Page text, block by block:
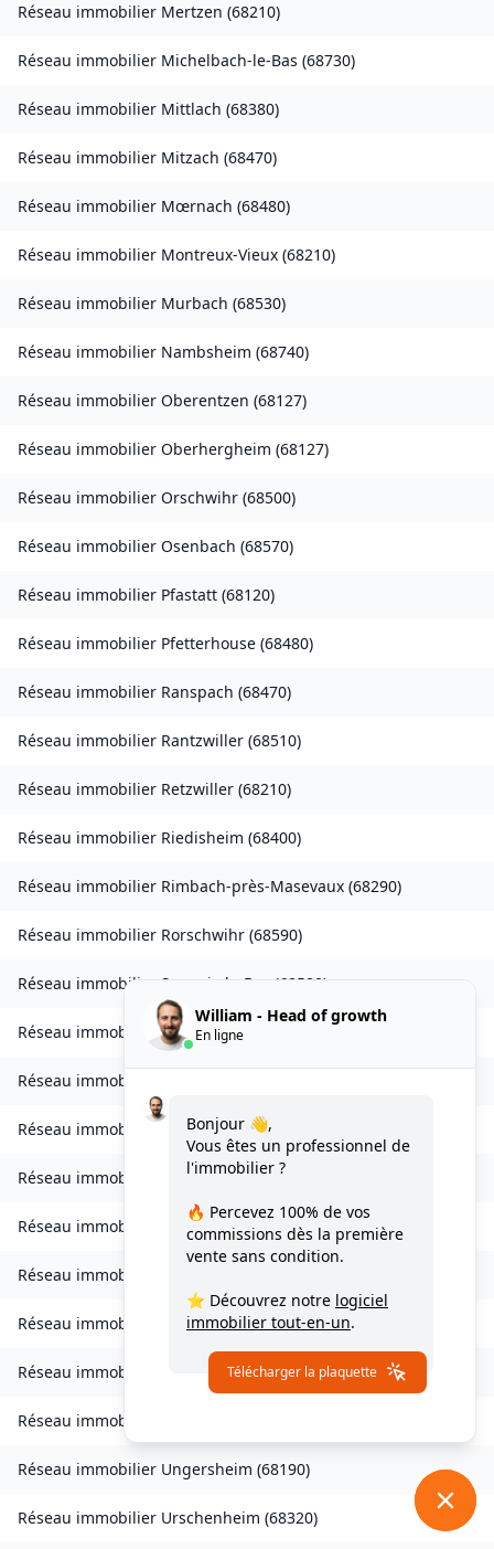
Réseau immobilier Mertzen (68210)
Réseau immobilier Michelbach-le-Bas (68730)
Réseau immobilier Mittlach (68380)
Réseau immobilier Mitzach (68470)
Réseau immobilier Mœrnach (68480)
Réseau immobilier Montreux-Vieux (68210)
Réseau immobilier Murbach (68530)
Réseau immobilier Nambsheim (68740)
Réseau immobilier Oberentzen (68127)
Réseau immobilier Oberhergheim (68127)
Réseau immobilier Orschwihr (68500)
Réseau immobilier Osenbach (68570)
Réseau immobilier Pfastatt (68120)
Réseau immobilier Pfetterhouse (68480)
Réseau immobilier Ranspach (68470)
Réseau immobilier Rantzwiller (68510)
Réseau immobilier Retzwiller (68210)
Réseau immobilier Riedisheim (68400)
Réseau immobilier Rimbach-près-Masevaux (68290)
Réseau immobilier Rorschwihr (68590)
Réseau immobilier Seppois-le-Bas (68580)
Réseau immobilierSierentz(68510
Réseau immobilier
Réseau immobilier Soppe-le-Bas(68780
Réseau immobilier Staffelfelden(68850
Réseau immobilier Storckensohn(68470
Réseau immobilier
Réseau immobilier Thannenkirch(68590)
Réseau immobilier Traubach-le-Bas(68210)
Réseau immobilier
Réseau immobilier Ungersheim (68190)
Réseau immobilier Urschenheim (68320)
William - Head of growth
En ligne
Bonjour 👋,
Vous êtes un professionnel de
l'immobilier ?
🔥 Percevez 100% de vos
commissions dès la première
vente sans condition.
⭐ Découvrez notre logiciel
immobilier tout-en-un.
Télécharger la plaquette